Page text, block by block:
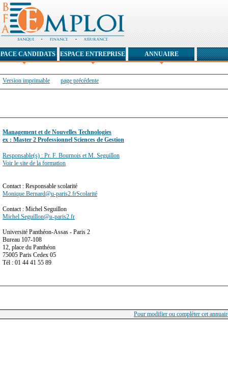
Version imprimable page précédente
Management et de Nouvelles Technologies
ex : Master 2 Professionnel Sciences de Gestion
Responsable(s) : Pr. F. Bournois et M. Seguillon
Voir le site de la formation
Contact : Responsable scolarité
Monique.Bernard@u-paris2.frScolarité
Contact : Michel Seguillon
Michel.Seguillon@u-paris2.fr
Université Panthéon-Assas - Paris 2
Bureau 107-108
12, place du Panthéon
75005 Paris Cedex 05
Tél : 01 44 41 55 89
Pour modifier ou complèter cet
CANDIDATS ESPACE ENTREPRISE ANNUAIRE